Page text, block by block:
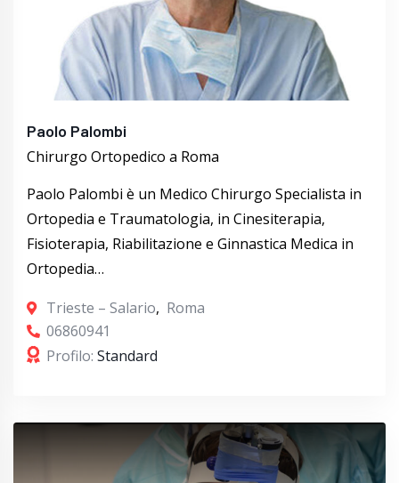
Paolo Palombi
Chirurgo Ortopedico a Roma
Paolo Palombi è un Medico Chirurgo Specialista in
Ortopedia e Traumatologia, in Cinesiterapia,
Fisioterapia, Riabilitazione e Ginnastica Medica in
Ortopedia…
Trieste – Salario, Roma
06860941
Profilo: Standard